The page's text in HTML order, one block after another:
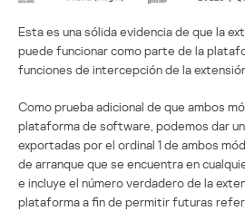
Esta es una sólida evidencia de que la
puede funcionar como parte de la
funciones de intercepción de la
Como prueba adicional de que ambos
plataforma de software, podemos dar
exportadas por el ordinal 1 de ambos
de arranque que se encuentra en
e incluye el número verdadero de la
plataforma a fin de permitir futuras